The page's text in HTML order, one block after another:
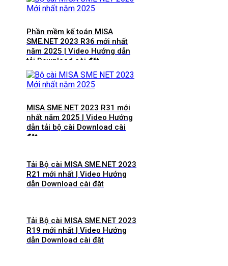
Phần mềm kế toán MISA
SME.NET 2023 R36 mới nhất
năm 2025 | Video Hướng dẫn
tải Download cài đặt
MISA SME.NET 2023 R31 mới
nhất năm 2025 | Video Hướng
dẫn tải bộ cài Download cài
đặt
Tải Bộ cài MISA SME.NET 2023
R21 mới nhất | Video Hướng
dẫn Download cài đặt
Tải Bộ cài MISA SME.NET 2023
R19 mới nhất | Video Hướng
dẫn Download cài đặt